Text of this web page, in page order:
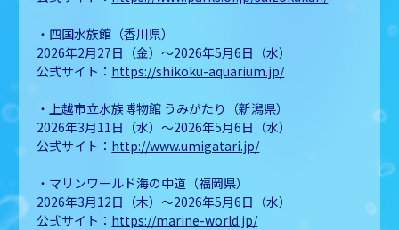
・四国水族館（香川県）
2026年2月27日（金）～2026年5月6日（水）
公式サイト： https://shikoku-aquarium.jp/
・上越市立水族博物館 うみがたり（新潟県）
2026年3月11日（水）～2026年5月6日（水）
公式サイト： http://www.umigatari.jp/
・マリンワールド海の中道（福岡県）
2026年3月12日（木）～2026年5月6日（水）
公式サイト： https://marine-world.jp/